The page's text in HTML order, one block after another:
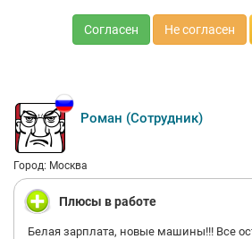
Согласен Не согласен
Роман (Сотрудник)
Город: Москва
Плюсы в работе
Белая зарплата, новые машины!!! Все